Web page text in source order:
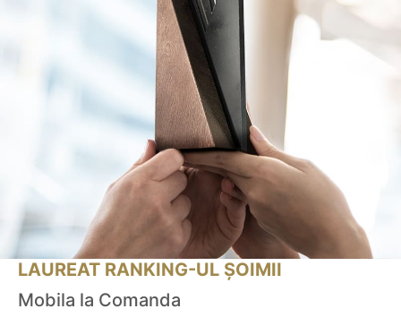
LAUREAT RANKING-UL ȘOIMII
Mobila la Comanda